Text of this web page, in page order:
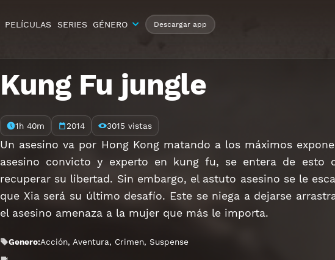
PELÍCULAS SERIES GÉNERO Descargar app
Kung Fu jungle
1h 40m 2014 3015 vistas
Un asesino va por Hong Kong matando a los máximos
asesino convicto y experto en kung fu, se entera de esto
recuperar su libertad. Sin embargo, el astuto asesino se le
que Xia será su último desafío. Este se niega a dejarse
el asesino amenaza a la mujer que más le importa.
Genero:Acción, Aventura, Crimen,Suspense